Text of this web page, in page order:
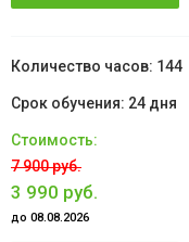
144
24 дня
7 900 руб.
3 990 руб.
до 08.08.2026